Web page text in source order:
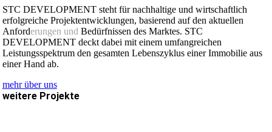
STC DEVELOPMENT steht für nachhaltige und wirtschaftlich
erfolgreiche Projektentwicklungen, basierend auf den aktuellen
Anforderungen und Bedürfnissen des Marktes. STC
DEVELOPMENT deckt dabei mit einem umfangreichen
Leistungsspektrum den gesamten Lebenszyklus einer Immobilie aus
einer Hand ab.
mehr über uns
weitere Projekte